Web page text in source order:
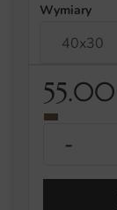
Wymiary
55.00